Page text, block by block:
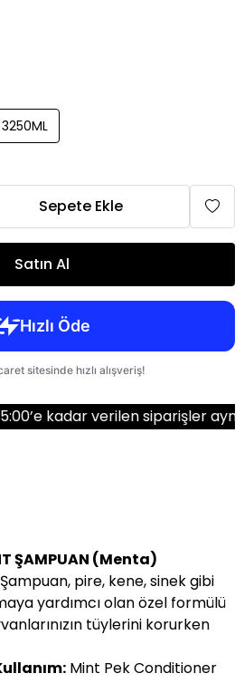
3250ML
Sepete Ekle
Satın Al
verilen siparişler aynı gün
ŞAMPUAN (Menta)
pire, kene, sinek gibi
yardımcı olan özel formülü
tüylerini korurken
Mint Pek Conditioner